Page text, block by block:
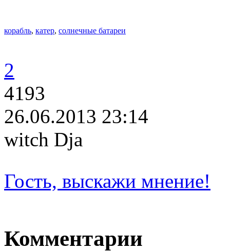
корабль, катер, солнечные батареи
2
4193
26.06.2013 23:14
witch Dja
Гость, выскажи мнение!
Комментарии